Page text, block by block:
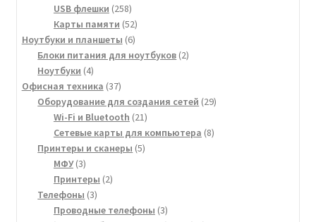
USB флешки 258258
товаров
Карты памяти 5252
товара
Ноутбуки и планшеты 66
товаров
Блоки питания для ноутбуков 22
Ноутбуки 44
товара
Офисная техника 3737
товаров
Оборудование для создания сетей 2929
Wi-Fi и Bluetooth 2121
товар
Сетевые карты для компьютера 88
Принтеры и сканеры 55
МФУ 33
товара
Принтеры 22
Телефоны 33
товара
Проводные телефоны 33